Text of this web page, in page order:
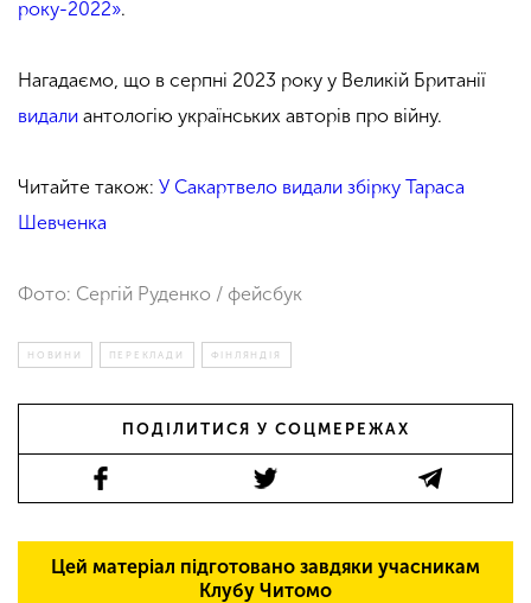
року-2022».
Нагадаємо, що в серпні 2023 року у Великій Британії
видали антологію українських авторів про війну.
Читайте також: У Сакартвело видали збірку Тараса
Шевченка
Фото: Сергій Руденко / фейсбук
НОВИНИ ПЕРЕКЛАДИ ФІНЛЯНДІЯ
ПОДІЛИТИСЯ У СОЦМЕРЕЖАХ
Цей матеріал підготовано завдяки учасникам
Клубу Читомо